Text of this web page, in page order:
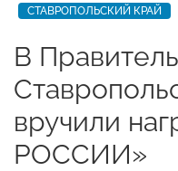
СТАВРОПОЛЬСКИЙ КРАЙ
В
вручили
РОССИИ»